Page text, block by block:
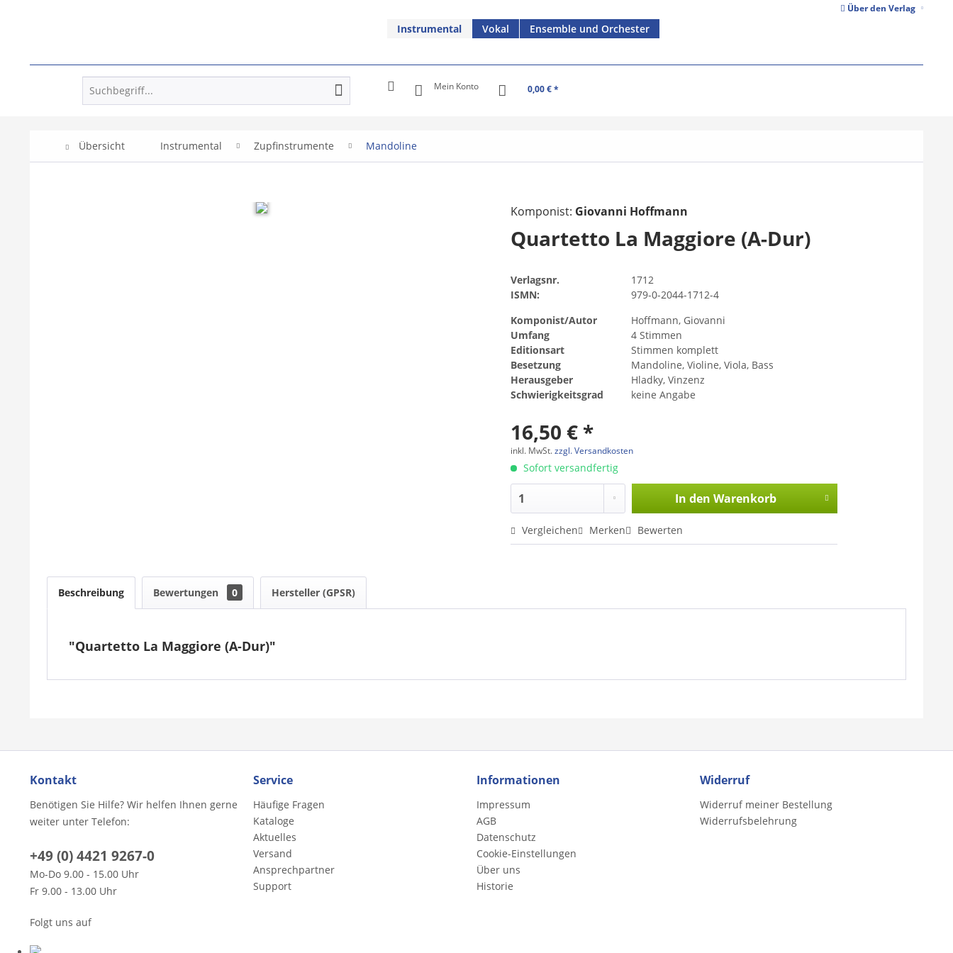
Über den Verlag
Instrumental Vokal Ensemble und Orchester
Mein Konto 0,00 € *
Übersicht Instrumental Zupfinstrumente Mandoline
Komponist: Giovanni Hoffmann
Quartetto La Maggiore (A-Dur)
Verlagsnr.
1712
ISMN:
979-0-2044-1712-4
Komponist/Autor
Hoffmann, Giovanni
Umfang
4 Stimmen
Editionsart
Stimmen komplett
Besetzung
Mandoline, Violine, Viola, Bass
Herausgeber
Hladky, Vinzenz
Schwierigkeitsgrad
keine Angabe
16,50 € *
inkl. MwSt.zzgl. Versandkosten
Sofort versandfertig
In den Warenkorb
Vergleichen Merken Bewerten
Beschreibung Bewertungen 0 Hersteller (GPSR)
"Quartetto La Maggiore (A-Dur)"
Kontakt
Benötigen Sie Hilfe? Wir helfen Ihnen gerne
weiter unter Telefon:
+49 (0) 4421 9267-0
Mo-Do 9.00 - 15.00 Uhr
Fr 9.00 - 13.00 Uhr
Folgt uns auf
Service
Häufige Fragen
Kataloge
Aktuelles
Versand
Ansprechpartner
Support
Informationen
Impressum
AGB
Datenschutz
Cookie-Einstellungen
Über uns
Historie
Widerruf
Widerruf meiner Bestellung
Widerrufsbelehrung